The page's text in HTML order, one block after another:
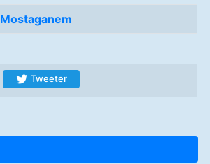
Mostaganem
Tweeter